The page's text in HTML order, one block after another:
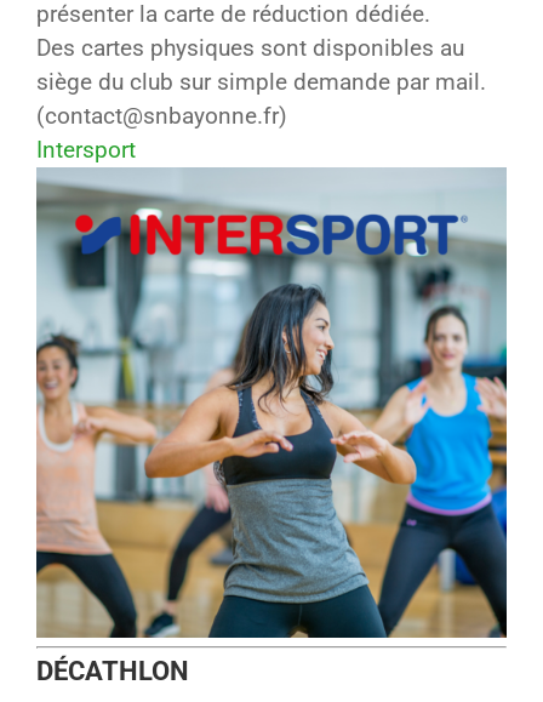
présenter la carte de réduction dédiée.
Des cartes physiques sont disponibles au
siège du club sur simple demande par mail.
(contact@snbayonne.fr)
Intersport
DÉCATHLON